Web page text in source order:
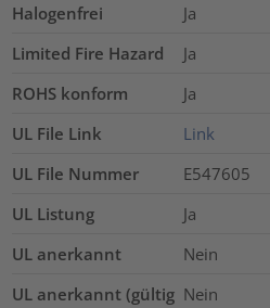
Halogenfrei
Ja
Limited Fire Hazard
Ja
ROHS konform
Ja
UL File Link
Link
UL File Nummer
E547605
UL Listung
Ja
UL anerkannt
Nein
UL anerkannt (gültig Nein